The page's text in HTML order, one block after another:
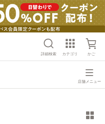
詳細検索 カテゴリ かご
店舗メニュー